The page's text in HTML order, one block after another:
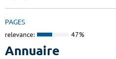
PAGES
relevance: 47%
Annuaire